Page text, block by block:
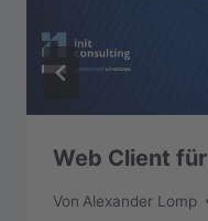
Web Client
Von Alexander Lomp